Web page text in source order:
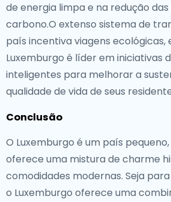
de energia limpa e na redução das
carbono.O extenso sistema de
país incentiva viagens ecológicas,
Luxemburgo é líder em iniciativas
inteligentes para melhorar a
qualidade de vida de seus
Conclusão
O Luxemburgo é um país
oferece uma mistura de charme
comodidades modernas. Seja
o Luxemburgo oferece uma